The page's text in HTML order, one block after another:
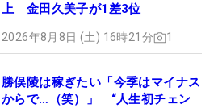
上 金田久美子が1差3位
2026年8月8日 (土) 16時21分 1
勝俣陵は稼ぎたい「今季はマイナス
からで…（笑）」 “人生初チェン